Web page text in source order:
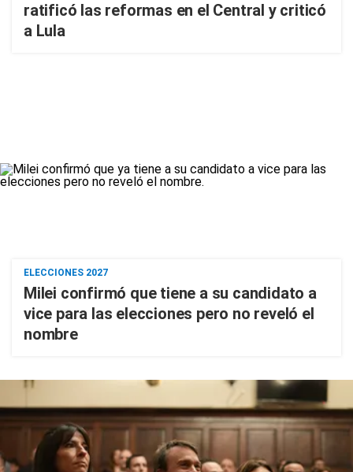
ratificó las reformas en el Central y criticó
a Lula
ELECCIONES 2027
Milei confirmó que tiene a su candidato a
vice para las elecciones pero no reveló el
nombre